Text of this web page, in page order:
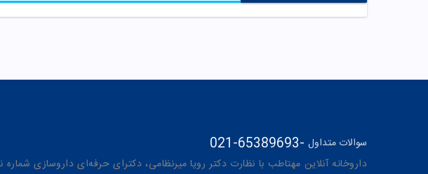
021-65389693 سوالات متداول -
داروخانه آنلاین مهتاطب با نظارت دکتر رویا میرنظامی، دکترای حرفه‌ای داروسازی شماره نظام پزشکی: د-